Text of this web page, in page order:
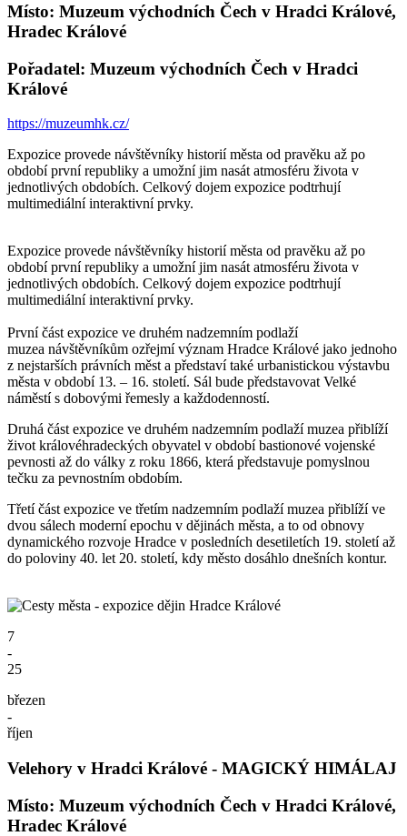
Místo: Muzeum východních Čech v Hradci Králové,
Hradec Králové
Pořadatel: Muzeum východních Čech v Hradci
Králové
https://muzeumhk.cz/
Expozice provede návštěvníky historií města od pravěku až po
období první republiky a umožní jim nasát atmosféru života v
jednotlivých obdobích. Celkový dojem expozice podtrhují
multimediální interaktivní prvky.
Expozice provede návštěvníky historií města od pravěku až po
období první republiky a umožní jim nasát atmosféru života v
jednotlivých obdobích. Celkový dojem expozice podtrhují
multimediální interaktivní prvky.
První část expozice ve druhém nadzemním podlaží
muzea návštěvníkům ozřejmí význam Hradce Králové jako jednoho
z nejstarších právních měst a představí také urbanistickou výstavbu
města v období 13. – 16. století. Sál bude představovat Velké
náměstí s dobovými řemesly a každodenností.
Druhá část expozice ve druhém nadzemním podlaží muzea přiblíží
život královéhradeckých obyvatel v období bastionové vojenské
pevnosti až do války z roku 1866, která představuje pomyslnou
tečku za pevnostním obdobím.
Třetí část expozice ve třetím nadzemním podlaží muzea přiblíží ve
dvou sálech moderní epochu v dějinách města, a to od obnovy
dynamického rozvoje Hradce v posledních desetiletích 19. století až
do poloviny 40. let 20. století, kdy město dosáhlo dnešních kontur.
7
-
25
březen
-
říjen
Velehory v Hradci Králové - MAGICKÝ HIMÁLAJ
Místo: Muzeum východních Čech v Hradci Králové,
Hradec Králové